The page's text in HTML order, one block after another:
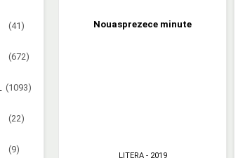
(41)
(672)
(1093)
(22)
(9)
Nouasprezece minute
LITERA- 2019